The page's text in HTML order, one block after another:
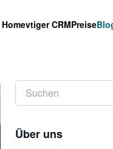
Homevtiger CRMPreise
Über uns